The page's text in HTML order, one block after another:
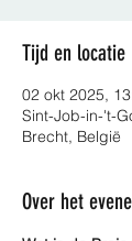
Tijd en locatie
02 okt 2025,
Sint-Job-in-'t-
Brecht, België
Over het